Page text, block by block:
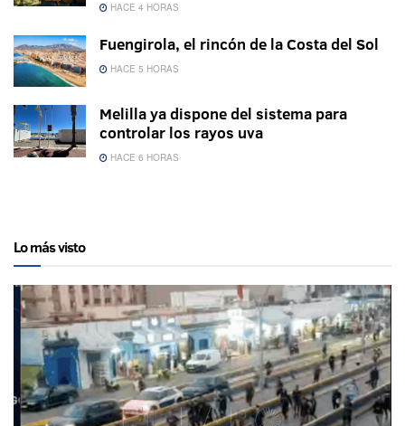
HACE 4 HORAS
Fuengirola, el rincón de la Costa del Sol
HACE 5 HORAS
Melilla ya dispone del sistema para
controlar los rayos uva
HACE 6 HORAS
Lo más visto